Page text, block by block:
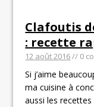
Clafoutis
: recette
12 août 2016// 0
Si j’aime
ma cuisine à
aussi les